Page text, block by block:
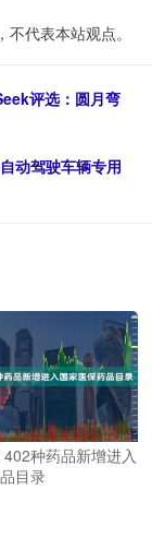
代表本站观点。
评选：圆月弯
动驾驶车辆专用
种药品新增进入
目录